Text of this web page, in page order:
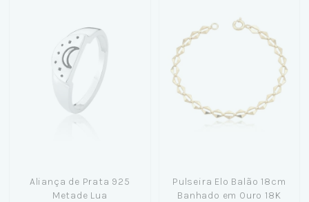
Aliança de Prata 925
Metade Lua
Pulseira Elo Balão 18cm
Banhado em Ouro 18K